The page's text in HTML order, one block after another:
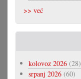
>> već
kolovoz 2026 (28)
srpanj 2026 (60)